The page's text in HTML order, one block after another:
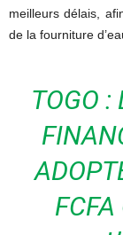
meilleurs délais,
de la fourniture
TOGO :
FCFA